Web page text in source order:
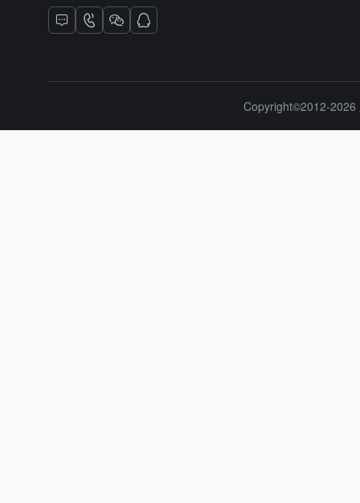
Copyright©2012-2026